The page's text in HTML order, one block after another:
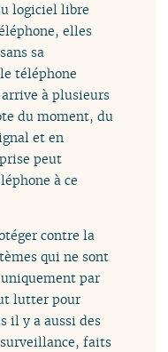
logiciel libre
elles
sa
téléphone
à plusieurs
du moment, du
et en
peut
à ce
contre la
qui ne sont
par
lutter pour
il y a aussi des
faits